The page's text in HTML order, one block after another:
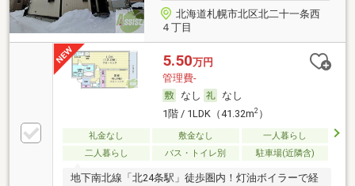
北海道札幌市北区北二十一条西
４丁目
5.50万円
管理費-
なし
なし
1階 / 1LDK（41.32m2）
礼金なし 敷金なし
一人暮らし
二人暮らし
バス・トイレ別 駐車場(近隣含)
地下南北線「北24条駅」徒歩圏内！灯油ボイラーで経